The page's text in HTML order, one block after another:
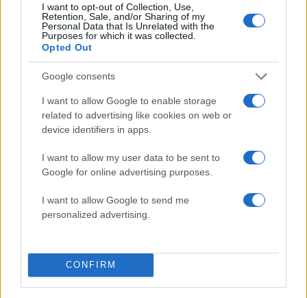
I want to opt-out of Collection, Use,
Retention, Sale, and/or Sharing of my
Personal Data that Is Unrelated with the
Purposes for which it was collected.
Opted Out
Google consents
I want to allow Google to enable storage
related to advertising like cookies on web or
device identifiers in apps.
I want to allow my user data to be sent to
Google for online advertising purposes.
I want to allow Google to send me
personalized advertising.
CONFIRM
Τράπεζες: Κέρδη 1,242 δισ. ευρώ το α΄
τρίμηνο, με έσοδα από τόκους 2,038 δισ. ευρώ